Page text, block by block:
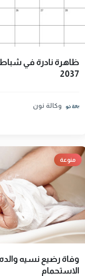
ظاهرة نادرة في
2037
وكالة نون
منوعة
وفاة رضيع نسيه
الاستحمام